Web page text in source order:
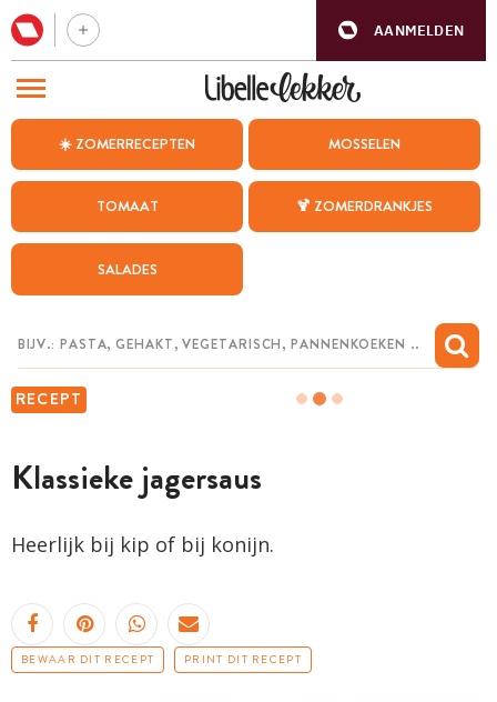
AANMELDEN
☀️ ZOMERRECEPTEN MOSSELEN
TOMAAT 🍹 ZOMERDRANKJES
SALADES
RECEPT
Klassieke jagersaus
Heerlijk bij kip of bij konijn.
BEWAAR DIT RECEPT PRINT DIT RECEPT
BEZOEK ONZE ANDERE WEBSITES
WEEKMENU
CHAT MET MAIA
MIJN BEWAARDE RECEPTEN